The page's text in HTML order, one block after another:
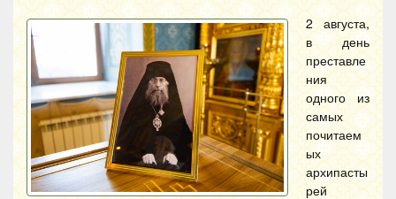
2 августа,
в день
преставле
ния
одного из
самых
почитаем
ых
архипасты
рей